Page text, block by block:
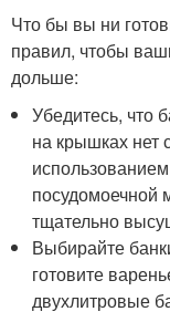
Что бы вы ни
правил, чтобы
дольше:
Убедитесь, что
на крышках нет
посудомоечной
тщательно
Выбирайте
готовите
двухлитровые